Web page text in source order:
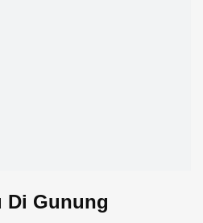
Di Gunung